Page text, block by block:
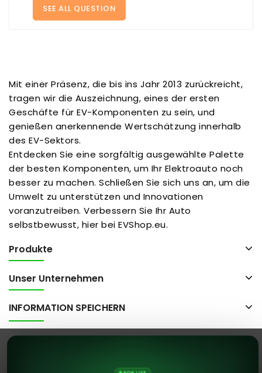
SEE ALL QUESTION
Mit einer Präsenz, die bis ins Jahr 2013 zurückreicht,
tragen wir die Auszeichnung, eines der ersten
Geschäfte für EV-Komponenten zu sein, und
genießen anerkennende Wertschätzung innerhalb
des EV-Sektors.
Entdecken Sie eine sorgfältig ausgewählte Palette
der besten Komponenten, um Ihr Elektroauto noch
besser zu machen. Schließen Sie sich uns an, um die
Umwelt zu unterstützen und Innovationen
voranzutreiben. Verbessern Sie Ihr Auto
selbstbewusst, hier bei EVShop.eu.
Produkte
Unser Unternehmen
INFORMATION SPEICHERN